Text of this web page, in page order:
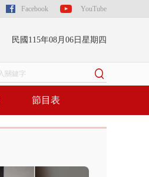
Facebook YouTube
民國115年08月06日星期四
節目表